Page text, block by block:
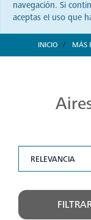
navegación. Si
aceptas el uso que
INICIO MÁS